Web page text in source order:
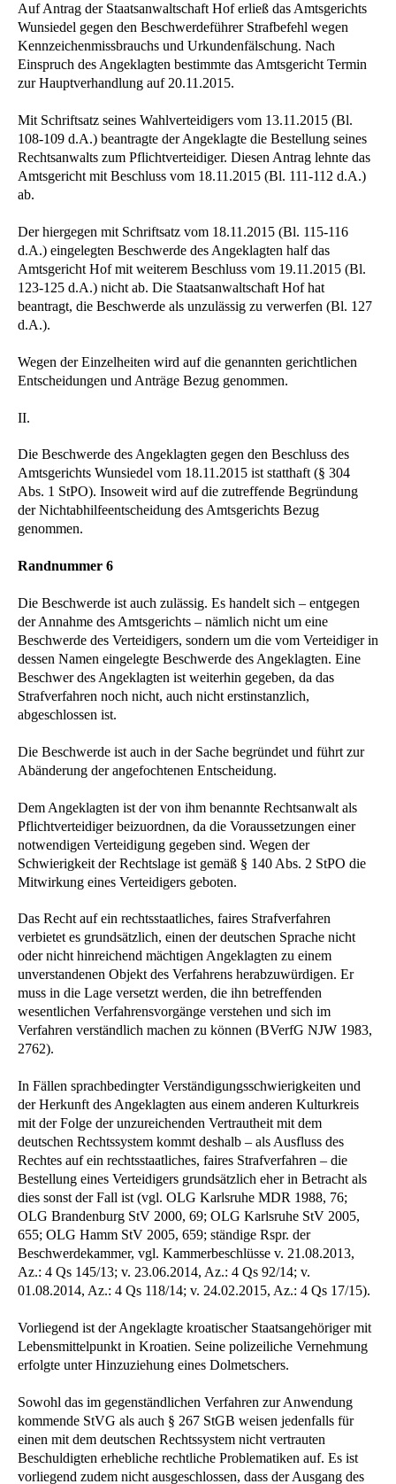
Auf Antrag der Staatsanwaltschaft Hof erließ das Amtsgerichts
Wunsiedel gegen den Beschwerdeführer Strafbefehl wegen
Kennzeichenmissbrauchs und Urkundenfälschung. Nach
Einspruch des Angeklagten bestimmte das Amtsgericht Termin
zur Hauptverhandlung auf 20.11.2015.
Mit Schriftsatz seines Wahlverteidigers vom 13.11.2015 (Bl.
108-109 d.A.) beantragte der Angeklagte die Bestellung seines
Rechtsanwalts zum Pflichtverteidiger. Diesen Antrag lehnte das
Amtsgericht mit Beschluss vom 18.11.2015 (Bl. 111-112 d.A.)
ab.
Der hiergegen mit Schriftsatz vom 18.11.2015 (Bl. 115-116
d.A.) eingelegten Beschwerde des Angeklagten half das
Amtsgericht Hof mit weiterem Beschluss vom 19.11.2015 (Bl.
123-125 d.A.) nicht ab. Die Staatsanwaltschaft Hof hat
beantragt, die Beschwerde als unzulässig zu verwerfen (Bl. 127
d.A.).
Wegen der Einzelheiten wird auf die genannten gerichtlichen
Entscheidungen und Anträge Bezug genommen.
II.
Die Beschwerde des Angeklagten gegen den Beschluss des
Amtsgerichts Wunsiedel vom 18.11.2015 ist statthaft (§ 304
Abs. 1 StPO). Insoweit wird auf die zutreffende Begründung
der Nichtabhilfeentscheidung des Amtsgerichts Bezug
genommen.
Randnummer 6
Die Beschwerde ist auch zulässig. Es handelt sich – entgegen
der Annahme des Amtsgerichts – nämlich nicht um eine
Beschwerde des Verteidigers, sondern um die vom Verteidiger in
dessen Namen eingelegte Beschwerde des Angeklagten. Eine
Beschwer des Angeklagten ist weiterhin gegeben, da das
Strafverfahren noch nicht, auch nicht erstinstanzlich,
abgeschlossen ist.
Die Beschwerde ist auch in der Sache begründet und führt zur
Abänderung der angefochtenen Entscheidung.
Dem Angeklagten ist der von ihm benannte Rechtsanwalt als
Pflichtverteidiger beizuordnen, da die Voraussetzungen einer
notwendigen Verteidigung gegeben sind. Wegen der
Schwierigkeit der Rechtslage ist gemäß § 140 Abs. 2 StPO die
Mitwirkung eines Verteidigers geboten.
Das Recht auf ein rechtsstaatliches, faires Strafverfahren
verbietet es grundsätzlich, einen der deutschen Sprache nicht
oder nicht hinreichend mächtigen Angeklagten zu einem
unverstandenen Objekt des Verfahrens herabzuwürdigen. Er
muss in die Lage versetzt werden, die ihn betreffenden
wesentlichen Verfahrensvorgänge verstehen und sich im
Verfahren verständlich machen zu können (BVerfG NJW 1983,
2762).
In Fällen sprachbedingter Verständigungsschwierigkeiten und
der Herkunft des Angeklagten aus einem anderen Kulturkreis
mit der Folge der unzureichenden Vertrautheit mit dem
deutschen Rechtssystem kommt deshalb – als Ausfluss des
Rechtes auf ein rechtsstaatliches, faires Strafverfahren – die
Bestellung eines Verteidigers grundsätzlich eher in Betracht als
dies sonst der Fall ist (vgl. OLG Karlsruhe MDR 1988, 76;
OLG Brandenburg StV 2000, 69; OLG Karlsruhe StV 2005,
655; OLG Hamm StV 2005, 659; ständige Rspr. der
Beschwerdekammer, vgl. Kammerbeschlüsse v. 21.08.2013,
Az.: 4 Qs 145/13; v. 23.06.2014, Az.: 4 Qs 92/14; v.
01.08.2014, Az.: 4 Qs 118/14; v. 24.02.2015, Az.: 4 Qs 17/15).
Vorliegend ist der Angeklagte kroatischer Staatsangehöriger mit
Lebensmittelpunkt in Kroatien. Seine polizeiliche Vernehmung
erfolgte unter Hinzuziehung eines Dolmetschers.
Sowohl das im gegenständlichen Verfahren zur Anwendung
kommende StVG als auch § 267 StGB weisen jedenfalls für
einen mit dem deutschen Rechtssystem nicht vertrauten
Beschuldigten erhebliche rechtliche Problematiken auf. Es ist
vorliegend zudem nicht ausgeschlossen, dass der Ausgang des